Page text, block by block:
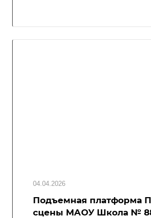
04.04.2026
Подъемная платформа
сцены МАОУ Школа №